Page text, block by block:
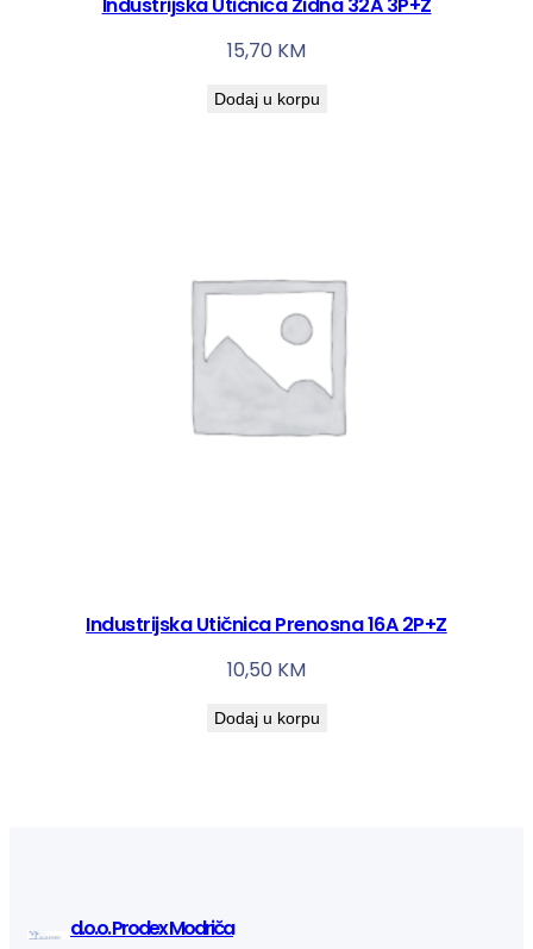
15,70 KM
Dodaj u korpu
Industrijska Utičnica Prenosna 16A 2P+Z
10,50 KM
Dodaj u korpu
d.o.o. Prodex Modriča